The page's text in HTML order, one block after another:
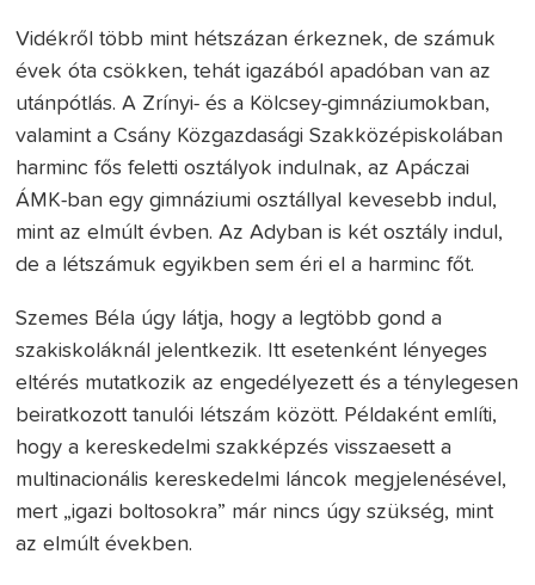
Vidékről több mint hétszázan érkeznek, de számuk
évek óta csökken, tehát igazából apadóban van az
utánpótlás. A Zrínyi- és a Kölcsey-gimnáziumokban,
valamint a Csány Közgazdasági Szakközépiskolában
harminc fős feletti osztályok indulnak, az Apáczai
ÁMK-ban egy gimnáziumi osztállyal kevesebb indul,
mint az elmúlt évben. Az Adyban is két osztály indul,
de a létszámuk egyikben sem éri el a harminc főt.
Szemes Béla úgy látja, hogy a legtöbb gond a
szakiskoláknál jelentkezik. Itt esetenként lényeges
eltérés mutatkozik az engedélyezett és a ténylegesen
beiratkozott tanulói létszám között. Példaként említi,
hogy a kereskedelmi szakképzés visszaesett a
multinacionális kereskedelmi láncok megjelenésével,
mert „igazi boltosokra” már nincs úgy szükség, mint
az elmúlt években.